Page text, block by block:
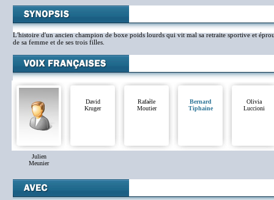
L'histoire d'un ancien champion de boxe poids lourds qui vit mal sa retraite sportive et
de sa femme et de ses trois filles.
Julien
Meunier
David
Kruger
Rafaèle
Moutier
Bernard
Tiphaine
Olivia
Luccioni